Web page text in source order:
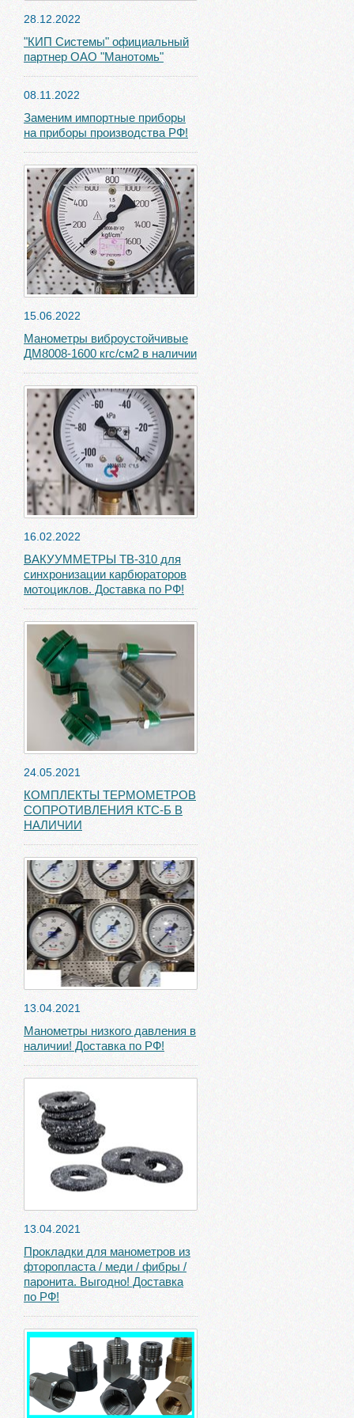
28.12.2022
"КИП Системы" официальный
партнер ОАО "Манотомь"
08.11.2022
Заменим импортные приборы
на приборы производства РФ!
15.06.2022
Манометры виброустойчивые
ДМ8008-1600 кгс/см2 в наличии
16.02.2022
ВАКУУММЕТРЫ ТВ-310 для
синхронизации карбюраторов
мотоциклов. Доставка по РФ!
24.05.2021
КОМПЛЕКТЫ ТЕРМОМЕТРОВ
СОПРОТИВЛЕНИЯ КТС-Б В
НАЛИЧИИ
13.04.2021
Манометры низкого давления в
наличии! Доставка по РФ!
13.04.2021
Прокладки для манометров из
фторопласта / меди / фибры /
паронита. Выгодно! Доставка
по РФ!